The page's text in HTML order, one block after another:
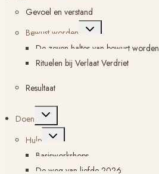
Gevoel en verstand
Bewust worden
Toggle
submenu
De zeven haltes van bewust worden
Rituelen bij Verlaat Verdriet
Resultaat
Doen
Toggle
Hulp
Toggle
submenu
Basisworkshops
De weg van liefde 2026